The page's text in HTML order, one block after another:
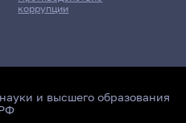
коррупции
и высшего образования